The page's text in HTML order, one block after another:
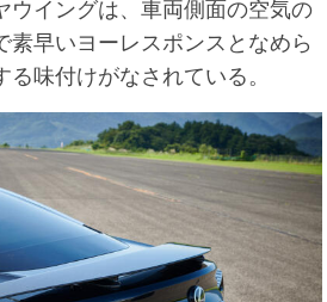
ウイングは、車両側面の空気の
素早いヨーレスポンスとなめら
味付けがなされている。